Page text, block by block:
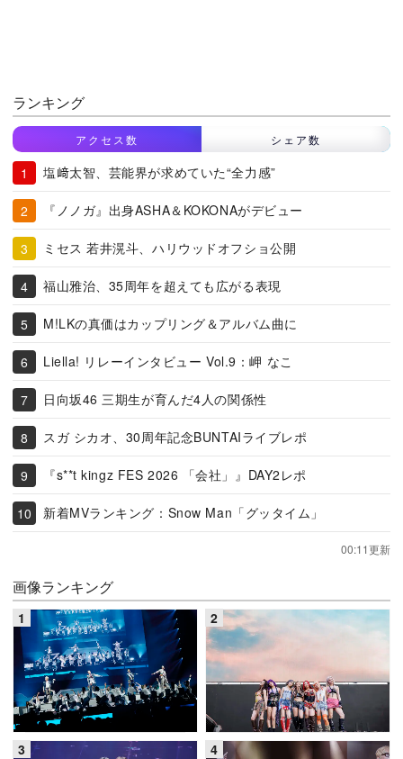
ランキング
アクセス数 シェア数
塩﨑太智、芸能界が求めていた“全力感”
『ノノガ』出身ASHA＆KOKONAがデビュー
ミセス 若井滉斗、ハリウッドオフショ公開
福山雅治、35周年を超えても広がる表現
M!LKの真価はカップリング＆アルバム曲に
Liella! リレーインタビュー Vol.9：岬 なこ
日向坂46 三期生が育んだ4人の関係性
スガ シカオ、30周年記念BUNTAIライブレポ
『s**t kingz FES 2026 「会社」』DAY2レポ
新着MVランキング：Snow Man「グッタイム」
00:11更新
画像ランキング